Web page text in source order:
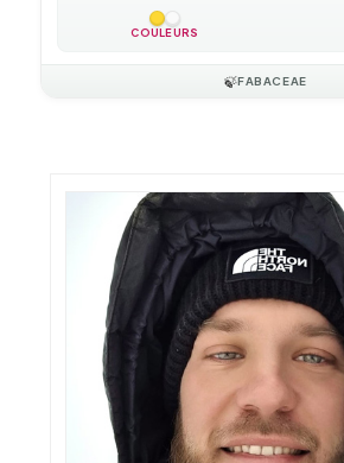
COULEURS
🍃FABACEAE